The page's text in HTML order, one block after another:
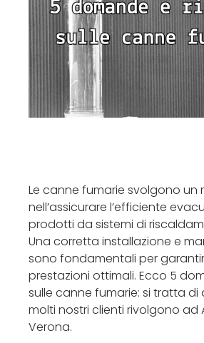
Le canne fumarie svolgono un
nell’assicurare l’efficiente
prodotti da sistemi di
Una corretta installazione e
sono fondamentali per
prestazioni ottimali. Ecco 5
sulle canne fumarie: si tratta
molti nostri clienti rivolgono ad
Verona.